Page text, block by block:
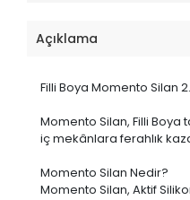
Açıklama
Filli Boya Momento Silan
Momento Silan, Filli Boya
iç mekânlara ferahlık
Momento Silan Nedir?
Momento Silan, Aktif